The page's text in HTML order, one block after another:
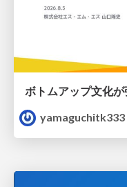
yamaguchitk333